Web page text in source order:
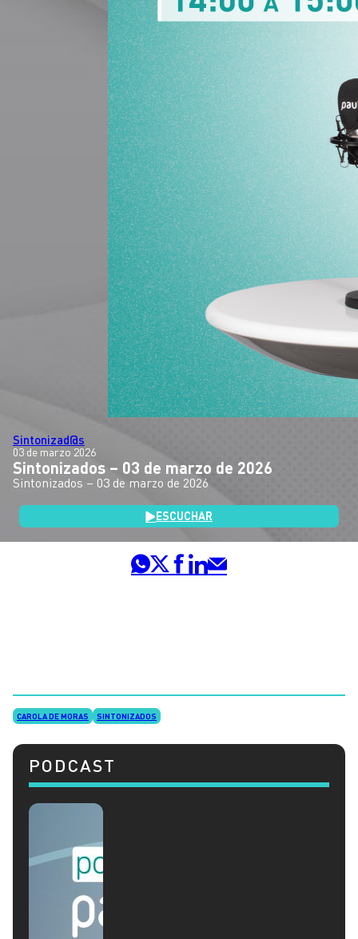
Sintonizad@s
03 de marzo 2026
Sintonizados – 03 de marzo de 2026
Sintonizados – 03 de marzo de 2026
ESCUCHAR
CAROLA DE MORAS SINTONIZADOS
PODCAST